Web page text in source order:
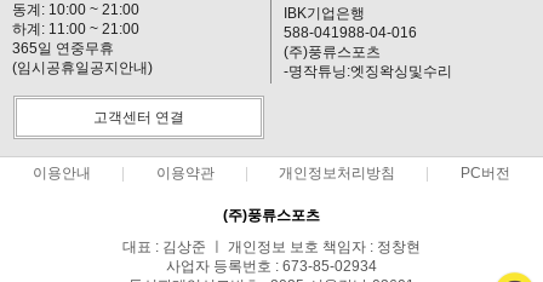
동계: 10:00 ~ 21:00
하계: 11:00 ~ 21:00
365일 연중무휴
(임시공휴일공지안내)
IBK기업은행
588-041988-04-016
(주)풍류스포츠
-명작튜닝:엣징왁싱및수리
고객센터 연결
이용안내 이용약관 개인정보처리방침 PC버전
(주)풍류스포츠
대표 : 김상준 ㅣ 개인정보 보호 책임자 : 정창현
사업자 등록번호 : 673-85-02934